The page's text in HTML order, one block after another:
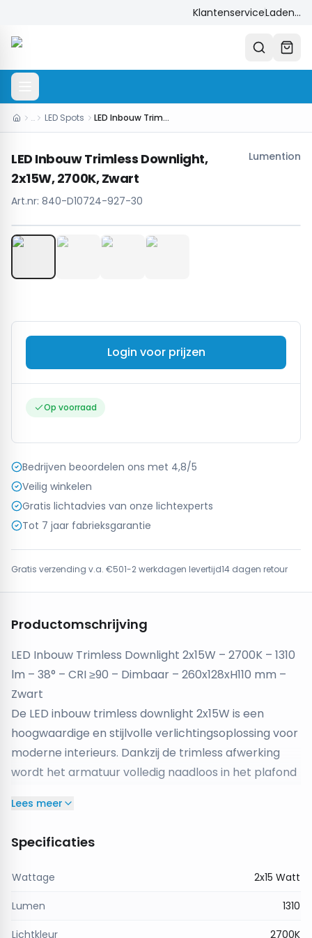
KlantenserviceLaden...
… LED Spots LED Inbouw Trimless Downlight, 2x15W, 2700K, Zwart
LED Inbouw Trimless Downlight,
2x15W, 2700K, Zwart
Lumention
Art.nr: 840-D10724-927-30
Login voor prijzen
Op voorraad
Bedrijven beoordelen ons met 4,8/5
Veilig winkelen
Gratis lichtadvies van onze lichtexperts
Tot 7 jaar fabrieksgarantie
Gratis verzending v.a. €501-2 werkdagen levertijd14 dagen retour
Productomschrijving
LED Inbouw Trimless Downlight 2x15W – 2700K – 1310
lm – 38° – CRI ≥90 – Dimbaar – 260x128xH110 mm –
Zwart
De LED inbouw trimless downlight 2x15W is een
hoogwaardige en stijlvolle verlichtingsoplossing voor
moderne interieurs. Dankzij de trimless afwerking
wordt het armatuur volledig naadloos in het plafond
voor een strakke en minimalistische uitstraling die
omgevingen.
Met een warme lichtkleur van 2700K en een totale
downlight een sfeervolle en uitnodigende ambiance.
De 38° lichtbundel zorgt voor gerichte verlichting,
Lees meer
Specificaties
Wattage 2x15 Watt
Lumen 1310
Lichtkleur 2700K